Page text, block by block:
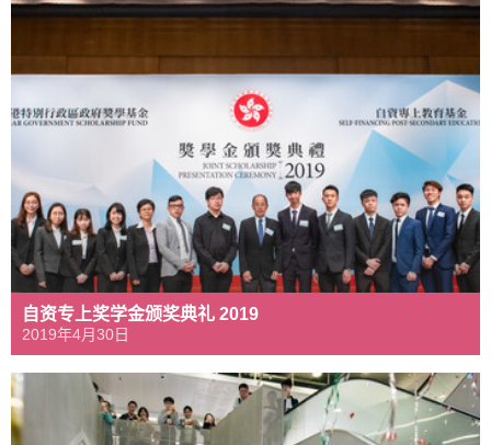
自资专上奖学金颁奖典礼 2019
2019年4月30日